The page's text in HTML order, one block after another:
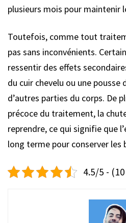
plusieurs mois pour maintenir
Toutefois, comme tout
pas sans inconvénients.
ressentir des effets
du cuir chevelu ou une pousse
d’autres parties du corps. De
précoce du traitement, la
reprendre, ce qui signifie que
long terme pour conserver les
4.5/5 -